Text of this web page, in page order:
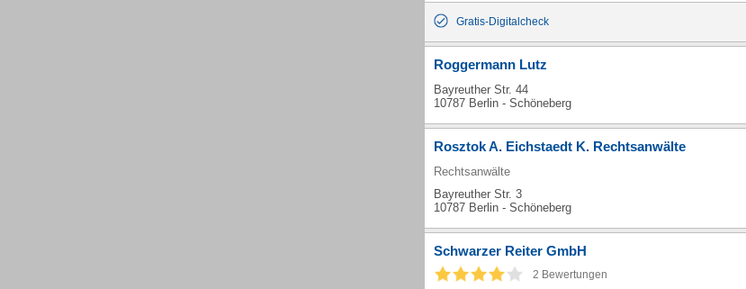
Gratis-Digitalcheck
Roggermann Lutz
Bayreuther Str. 44
10787 Berlin - Schöneberg
Rosztok A. Eichstaedt K. Rechtsanwälte
Rechtsanwälte
Bayreuther Str. 3
10787 Berlin - Schöneberg
Schwarzer Reiter GmbH
2 Bewertungen